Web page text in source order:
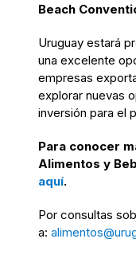
Beach
Uruguay estará
una excelente
empresas
explorar nuevas
inversión para el
Para conocer
Alimentos y
aquí.
Por consultas
a: